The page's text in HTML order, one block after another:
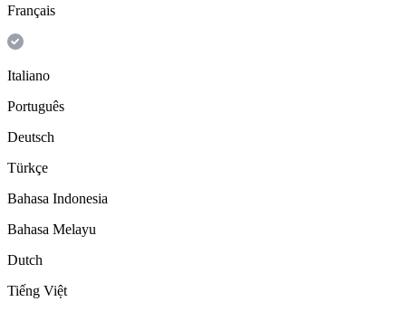
Français
Italiano
Português
Deutsch
Türkçe
Bahasa Indonesia
Bahasa Melayu
Dutch
Tiếng Việt